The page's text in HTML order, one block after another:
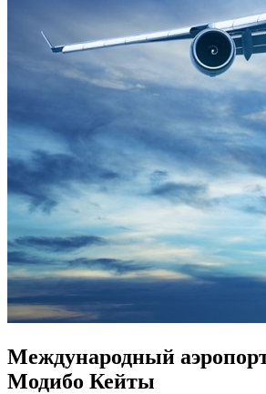
Международный
Модибо Кейты